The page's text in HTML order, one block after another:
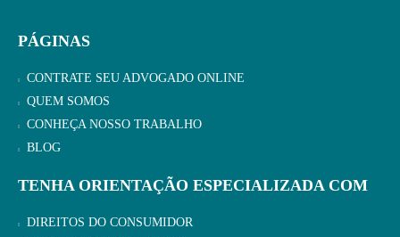
PÁGINAS
CONTRATE SEU ADVOGADO ONLINE
QUEM SOMOS
CONHEÇA NOSSO TRABALHO
BLOG
TENHA ORIENTAÇÃO ESPECIALIZADA COM
DIREITOS DO CONSUMIDOR